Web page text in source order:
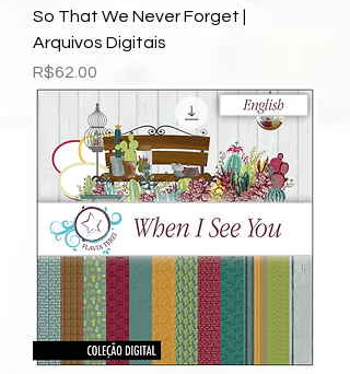
So That We Never Forget |
Arquivos Digitais
Price
R$62.00